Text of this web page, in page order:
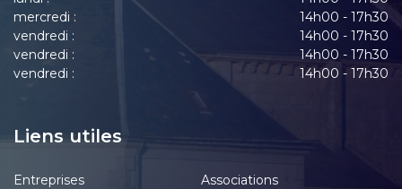
mercredi :
14h00 - 17h30
vendredi :
14h00 - 17h30
vendredi :
14h00 - 17h30
vendredi :
14h00 - 17h30
Liens utiles
Entreprises Associations